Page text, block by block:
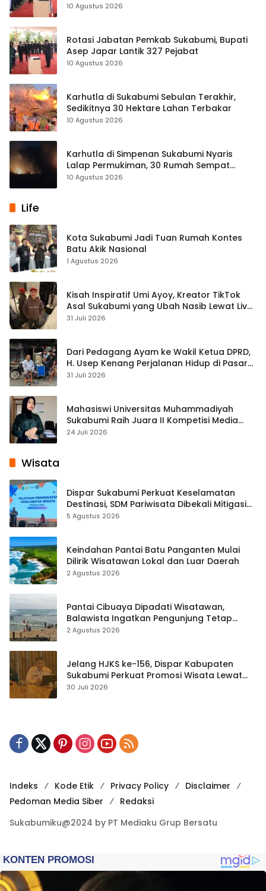
10 Agustus 2026
Rotasi Jabatan Pemkab Sukabumi, Bupati
Asep Japar Lantik 327 Pejabat
10 Agustus 2026
Karhutla di Sukabumi Sebulan Terakhir,
Sedikitnya 30 Hektare Lahan Terbakar
10 Agustus 2026
Karhutla di Simpenan Sukabumi Nyaris
Lalap Permukiman, 30 Rumah Sempat
Terancam
10 Agustus 2026
Life
Kota Sukabumi Jadi Tuan Rumah Kontes
Batu Akik Nasional
1 Agustus 2026
Kisah Inspiratif Umi Ayoy, Kreator TikTok
Asal Sukabumi yang Ubah Nasib Lewat Live
Streaming
31 Juli 2026
Dari Pedagang Ayam ke Wakil Ketua DPRD,
H. Usep Kenang Perjalanan Hidup di Pasar
Cisaat
31 Juli 2026
Mahasiswi Universitas Muhammadiyah
Sukabumi Raih Juara II Kompetisi Media
Pembelajaran Digital Tingkat Internasional
24 Juli 2026
Wisata
Dispar Sukabumi Perkuat Keselamatan
Destinasi, SDM Pariwisata Dibekali Mitigasi
hingga Teknik Evakuasi
5 Agustus 2026
Keindahan Pantai Batu Panganten Mulai
Dilirik Wisatawan Lokal dan Luar Daerah
2 Agustus 2026
Pantai Cibuaya Dipadati Wisatawan,
Balawista Ingatkan Pengunjung Tetap
Waspada
2 Agustus 2026
Jelang HJKS ke-156, Dispar Kabupaten
Sukabumi Perkuat Promosi Wisata Lewat
Publikasi Digital
30 Juli 2026
Indeks Kode Etik Privacy Policy
Disclaimer
Pedoman Media Siber
Redaksi
Sukabumiku@2024 by PT Mediaku Grup Bersatu